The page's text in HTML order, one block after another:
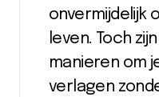
onvermijdelijk
leven. Toch
manieren om
verlagen